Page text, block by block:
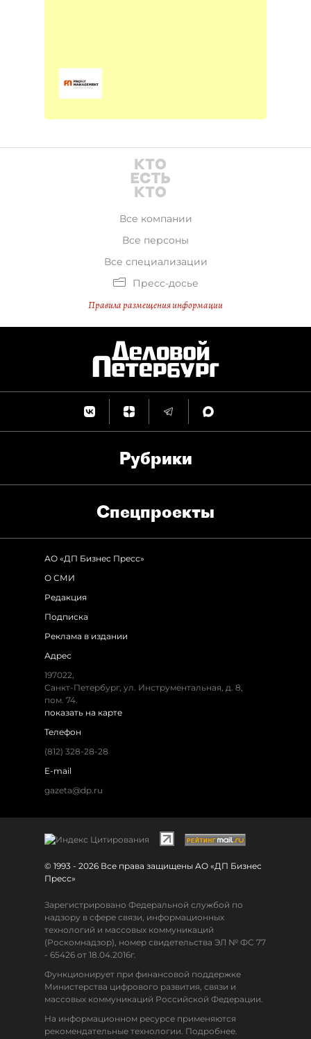
Все компании
Все персоны
Все специализации
Пресс-досье
Правила размещения информации
Рубрики
Спец­проекты
АО «ДП Бизнес Пресс»
О СМИ
Редакция
Подписка
Реклама в издании
Адрес
197022,
Санкт-Петербург, ул. Инструментальная, д. 8,
пом. 74.
показать на карте
Телефон
(812) 328-28-28
E-mail
gazeta@dp.ru
© 1993 - 2026 Все права защищены АО «ДП Бизнес
Пресс»
Зарегистрировано Федеральной службой по
надзору в сфере связи, информационных
технологий и массовых коммуникаций
(Роскомнадзор), номер свидетельства ЭЛ № ФС 77
- 65426 от 18.04.2016г.
Функционирует при финансовой поддержке
Министерства цифрового развития, связи и
массовых коммуникаций Российской Федерации.
На информационном ресурсе применяются
рекомендательные технологии. Подробнее.